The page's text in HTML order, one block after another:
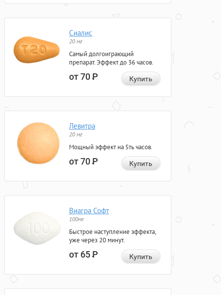
Сиалис
20 мг
Самый долгоиграющий
препарат. Эффект до 36 часов.
от 70Р Купить
Левитра
20 мг
Мощный эффект на 5ть часов.
от 70Р Купить
Виагра Софт
100мг
Быстрое наступление эффекта,
уже через 20 минут.
от 65Р Купить